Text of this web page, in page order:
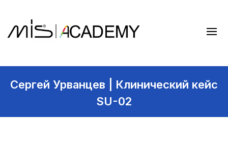
Сергей Урванцев | Клинический кейс
SU-02